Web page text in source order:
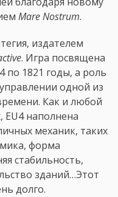
Mare Nostrum.
издателем
. Игра посвящена
по 1821 годы, а роль
одной из
Как и любой
EU4 наполнена
механик, таких
форма
стабильность,
зданий…Этот
долго.